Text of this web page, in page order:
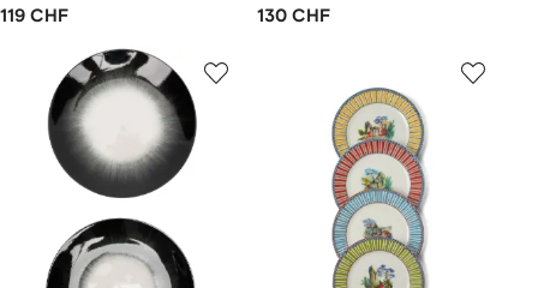
119 CHF 130 CHF